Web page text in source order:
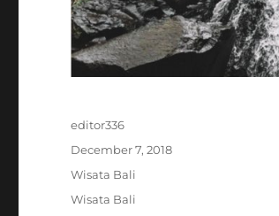
Author
editor336
Posted
on
December 7, 2018
Categories
Wisata Bali
Tags
Wisata Bali